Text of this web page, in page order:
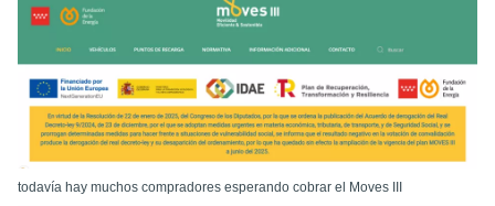
todavía hay muchos compradores esperando cobrar el Moves III